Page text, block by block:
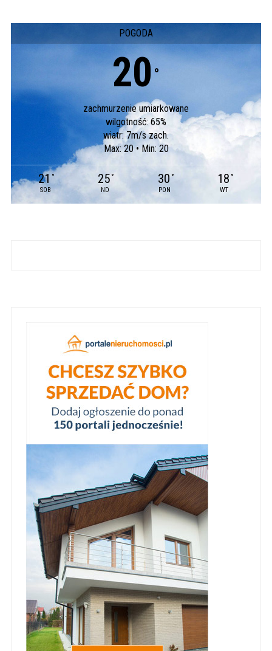
POGODA
20 °
zachmurzenie umiarkowane
wilgotność: 65%
wiatr: 7m/s zach.
Max: 20 • Min: 20
21 °
SOB
25 °
ND
30 °
PON
18 °
WT